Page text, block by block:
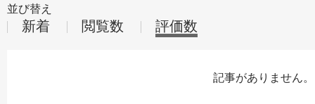
並び替え
新着 閲覧数 評価数
記事がありません。